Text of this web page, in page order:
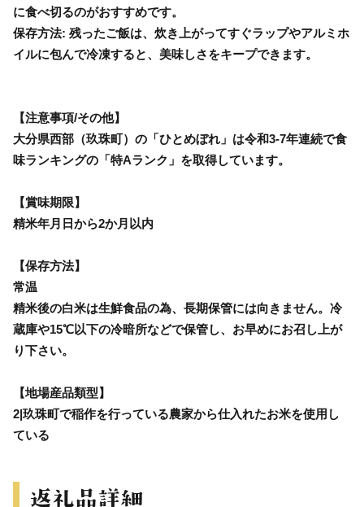
に食べ切るのがおすすめです。
保存方法: 残ったご飯は、炊き上がってすぐラップやアルミホ
イルに包んで冷凍すると、美味しさをキープできます。
【注意事項/その他】
大分県西部（玖珠町）の「ひとめぼれ」は令和3-7年連続で食
味ランキングの「特Aランク」を取得しています。
【賞味期限】
精米年月日から2か月以内
【保存方法】
常温
精米後の白米は生鮮食品の為、長期保管には向きません。冷
蔵庫や15℃以下の冷暗所などで保管し、お早めにお召し上が
り下さい。
【地場産品類型】
2|玖珠町で稲作を行っている農家から仕入れたお米を使用し
ている